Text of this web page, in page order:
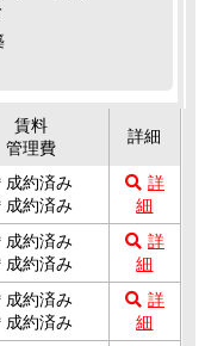
賃料
管理費
詳細
成約済み
成約済み
詳
細
成約済み
成約済み
詳
細
成約済み
成約済み
詳
細